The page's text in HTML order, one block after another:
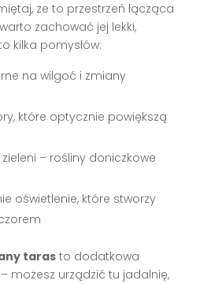
że to przestrzeń łącząca
zachować jej lekki,
kilka pomysłów:
na wilgoć i zmiany
które optycznie powiększą
– rośliny doniczkowe
oświetlenie, które stworzy
taras to dodatkowa
możesz urządzić tu jadalnię,